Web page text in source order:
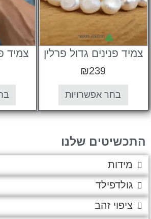
פנינים גדול פרלין
בחר אפשרויות
צמיד פנינים
בחר
שלנו
זהב